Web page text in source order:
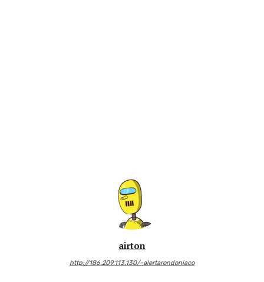
airton
http://186.209.113.130/~alertarondoniaco